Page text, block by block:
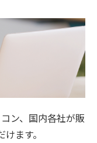
ン、国内各社が販
ます。